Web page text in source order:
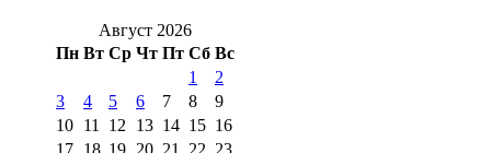
Август 2026
Пн Вт Ср Чт Пт Сб Вс
1
2
3
4 5 6 7 8
9
10 11 12 13 14 15 16